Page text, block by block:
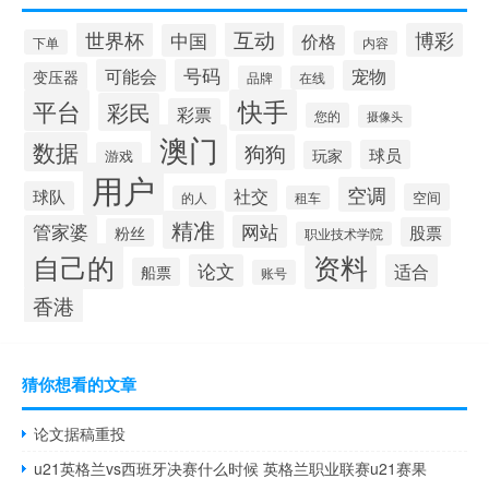
下单 世界杯 中国 互动 价格 内容 博彩
变压器 可能会 号码 品牌 在线 宠物
平台 彩民 彩票 快手 您的 摄像头
数据 游戏 澳门 狗狗 玩家
球员
球队
用户 的人 社交 租车 空调 空间
管家婆 粉丝 精准 网站 职业技术学院 股票
自己的 船票 论文 账号 资料 适合
香港
猜你想看的文章
论文据稿重投
u21英格兰vs西班牙决赛什么时候 英格兰职业联赛u21赛果